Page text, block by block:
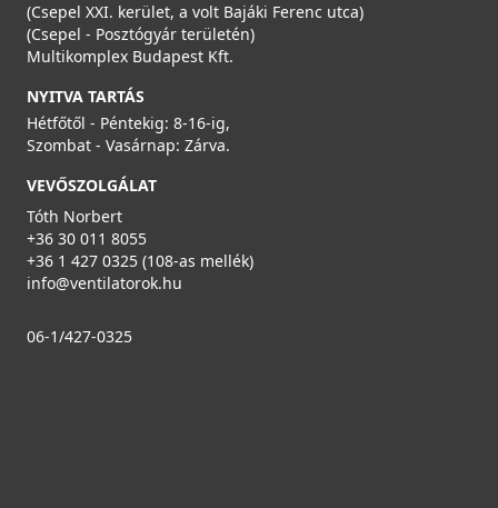
(Csepel XXI. kerület, a volt Bajáki Ferenc utca)
(Csepel - Posztógyár területén)
Multikomplex Budapest Kft.
NYITVA TARTÁS
Hétfőtől - Péntekig: 8-16-ig,
Szombat - Vasárnap: Zárva.
VEVŐSZOLGÁLAT
Tóth Norbert
+36 30 011 8055
+36 1 427 0325 (108-as mellék)
info@ventilatorok.hu
06-1/427-0325